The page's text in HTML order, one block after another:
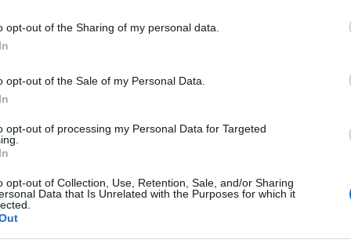
opt-out of the Sharing of my personal data.
opt-out of the Sale of my Personal Data.
opt-out of processing my Personal Data for Targeted
opt-out of Collection, Use, Retention, Sale, and/or Sharing
Data that Is Unrelated with the Purposes for which it
Hibaku (Kettős sugárzás) című
kívül más hibakusák, vagyis a mindkét
több olyan túlélő (mintegy 165) is van,
Jamagucsi volt az egyetlen, aki hivatalos -
arról, hogy Hirosimát és Nagaszakit
és kétszer éltem túl. A sorsom az, hogy
Így is tett, élete vége felé beszédet
adott, és még Barack Obama amerikai
- nagyon megérintette a politikus
mondott beszéde.